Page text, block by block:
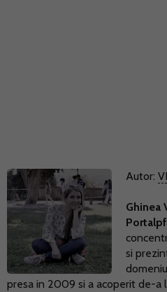
Autor:
Ghinea
si
presa in 2009 si a acoperit de-a